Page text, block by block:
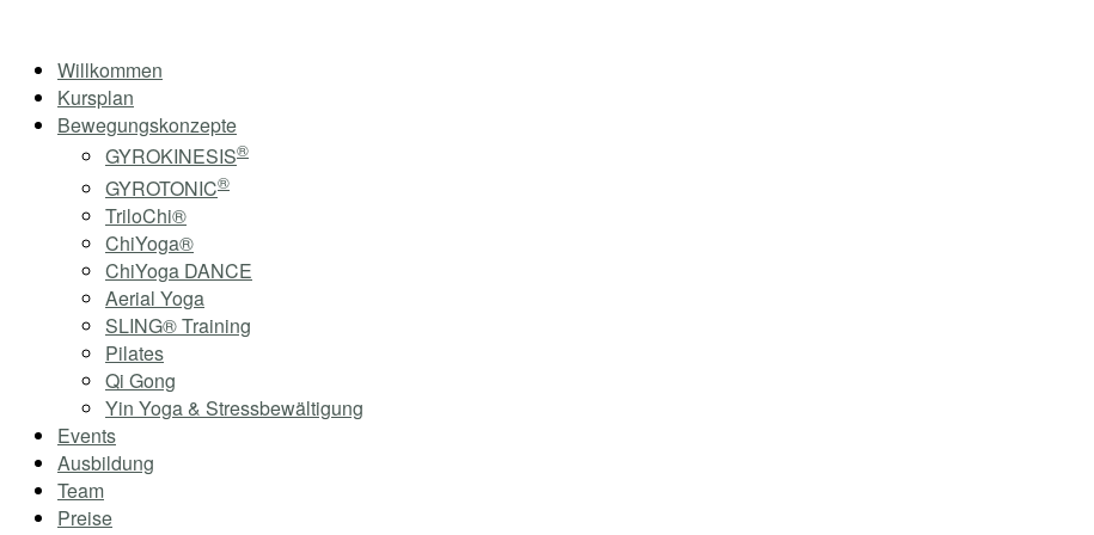
content
Menu Willkommen
Kursplan
Bewegungskonzepte
GYROKINESIS®
GYROTONIC®
TriloChi®
ChiYoga®
ChiYoga DANCE
Aerial Yoga
SLING® Training
Pilates
Qi Gong
Yin Yoga & Stressbewältigung
Events
Ausbildung
Team
Preise